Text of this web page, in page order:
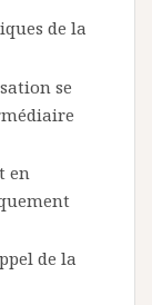
de la
se
en
de la